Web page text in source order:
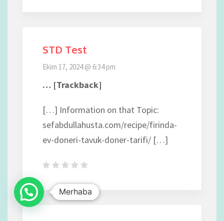
STD Test
Ekim 17, 2024 @ 6:34 pm
… [Trackback]
[…] Information on that Topic:
sefabdullahusta.com/recipe/firinda-
ev-doneri-tavuk-doner-tarifi/ […]
Merhaba